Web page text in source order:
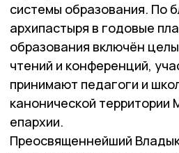
системы образования. По
архипастыря в годовые
образования включён
чтений и конференций,
принимают педагоги и
канонической территории
епархии.
Преосвященнейший